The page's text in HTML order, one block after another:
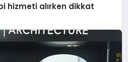
hizmeti alırken dikkat